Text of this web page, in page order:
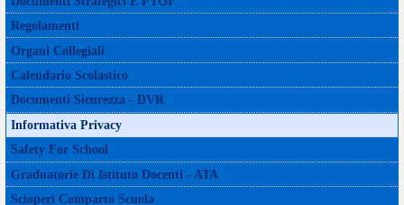
Regolamenti
Organi Collegiali
Calendario Scolastico
Documenti Sicurezza - DVR
Informativa Privacy
Safety For School
Graduatorie Di Istituto Docenti - ATA
Scioperi Comparto Scuola